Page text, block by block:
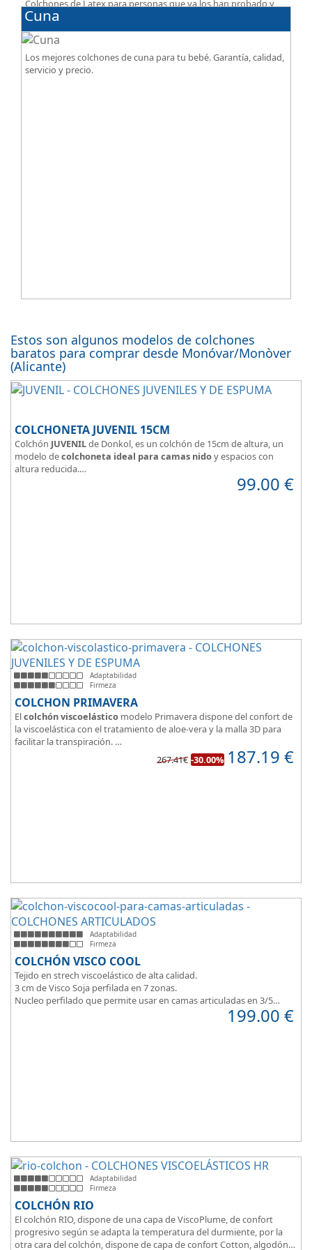
Colchones de Latex para personas que ya los han probado y
les gusta esa sensación de confort.
Cuna
Los mejores colchones de cuna para tu bebé. Garantía, calidad,
servicio y precio.
Estos son algunos modelos de colchones
baratos para comprar desde Monóvar/Monòver
(Alicante)
COLCHONETA JUVENIL 15CM
Colchón JUVENILde Donkol, es un colchón de 15cm de altura, un
modelo decolchoneta ideal para camas nidoy espacios con
altura reducida.
suelen elegir
99.00 €
Adaptabilidad
Firmeza
COLCHON PRIMAVERA
Elcolchón viscoelástico modelo Primavera dispone del confort de
la viscoelástica con el tratamiento de aloe-vera y la malla 3D para
facilitar la transpiración.
Según medida del colchón estamos hablando tanto de un colchón
267.41€ -30.00% 187.19 €
Adaptabilidad
Firmeza
COLCHÓN VISCO COOL
Tejido en strech viscoelástico de alta calidad.
3 cm de Visco Soja perfilada en 7 zonas.
Nucleo perfilado que permite usar en camas articuladas en 3/5
199.00 €
Adaptabilidad
Firmeza
COLCHÓN RIO
El colchón RIO, dispone de una capa de ViscoPlume, de confort
progresivo según se adapta la temperatura del durmiente, por la
otra cara del colchón, dispone de capa de confort Cotton, algodón